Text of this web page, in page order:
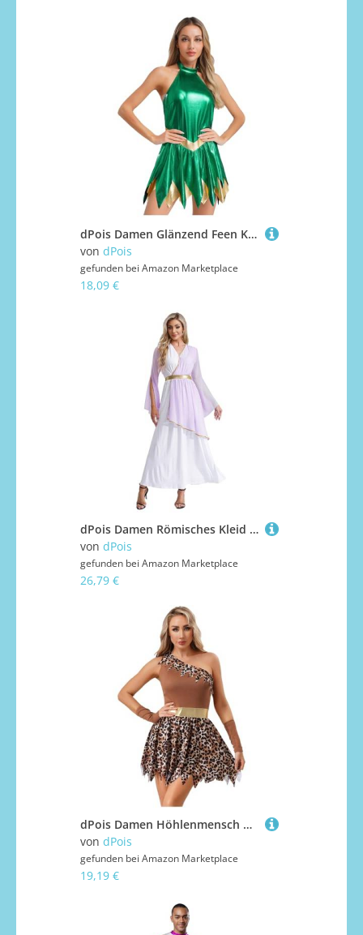
dPois Damen Glänzend Feen Kostüm Neckholder Kleider Kurz Minikleid mit Unregelmäßigem Saum Halloween Mottoparty Fasching Märchen Kostüm Grün M
von dPois
gefunden bei Amazon Marketplace
18,09 €
dPois Damen Römisches Kleid Göttin Toga Kostüm Langarm Maxikleid Verkleidung Halloween Fasching Mottoparty Kostüm Lavendel 3XL
von dPois
gefunden bei Amazon Marketplace
26,79 €
dPois Damen Höhlenmensch Höhlenfrau Kostüm One Shoulder Kleid Leopard Muster Rollenspiel Verkleidung Fasching Halloween Mottoparty Outfit Dunkelbraun M
von dPois
gefunden bei Amazon Marketplace
19,19 €